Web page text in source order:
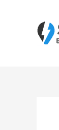
contenido